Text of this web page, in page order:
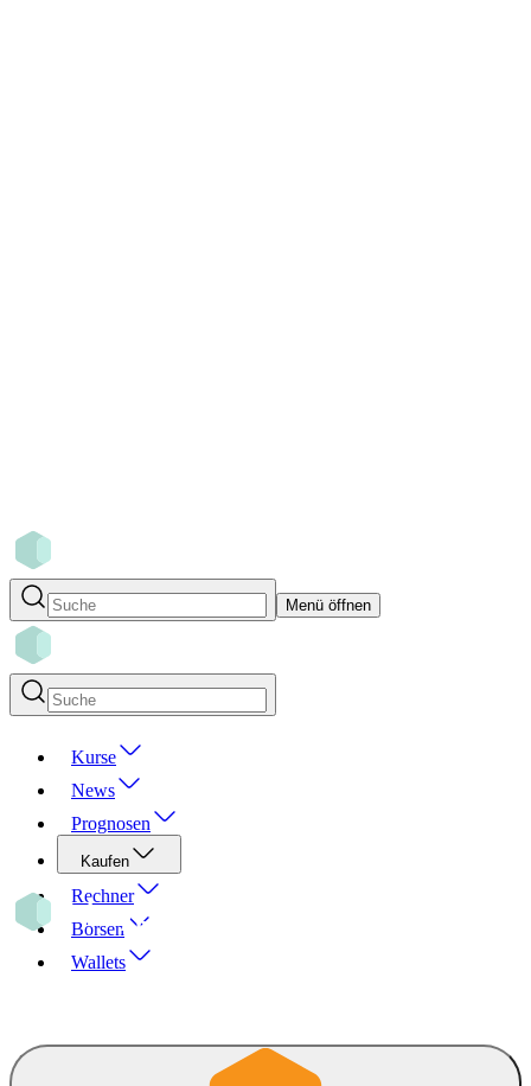
Menü öffnen
Kurse
News
Prognosen
Kaufen
Rechner
Börsen
Wallets